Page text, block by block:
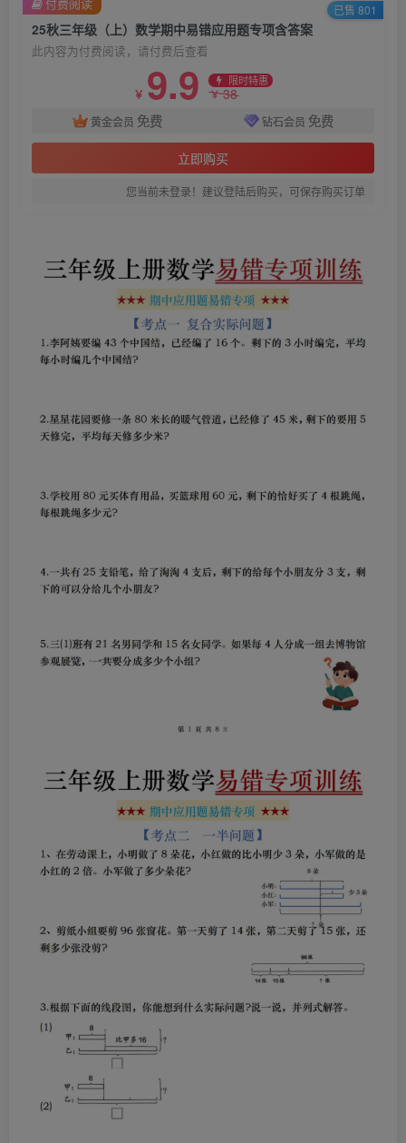
25秋三年级（上）数学期中易错应用题专项含答案
此内容为付费阅读，请付费后查看
￥ 9.9 限时特惠
￥38
黄金会员 免费 钻石会员 免费
立即购买
您当前未登录！建议登陆后购买，可保存购买订单
已售 801